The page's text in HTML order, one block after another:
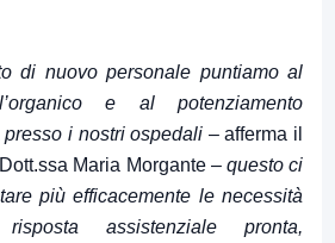
di nuovo personale puntiamo al
e al potenziamento
presso i nostri ospedali – afferma il
Maria Morgante – questo ci
più efficacemente le necessità
assistenziale pronta,